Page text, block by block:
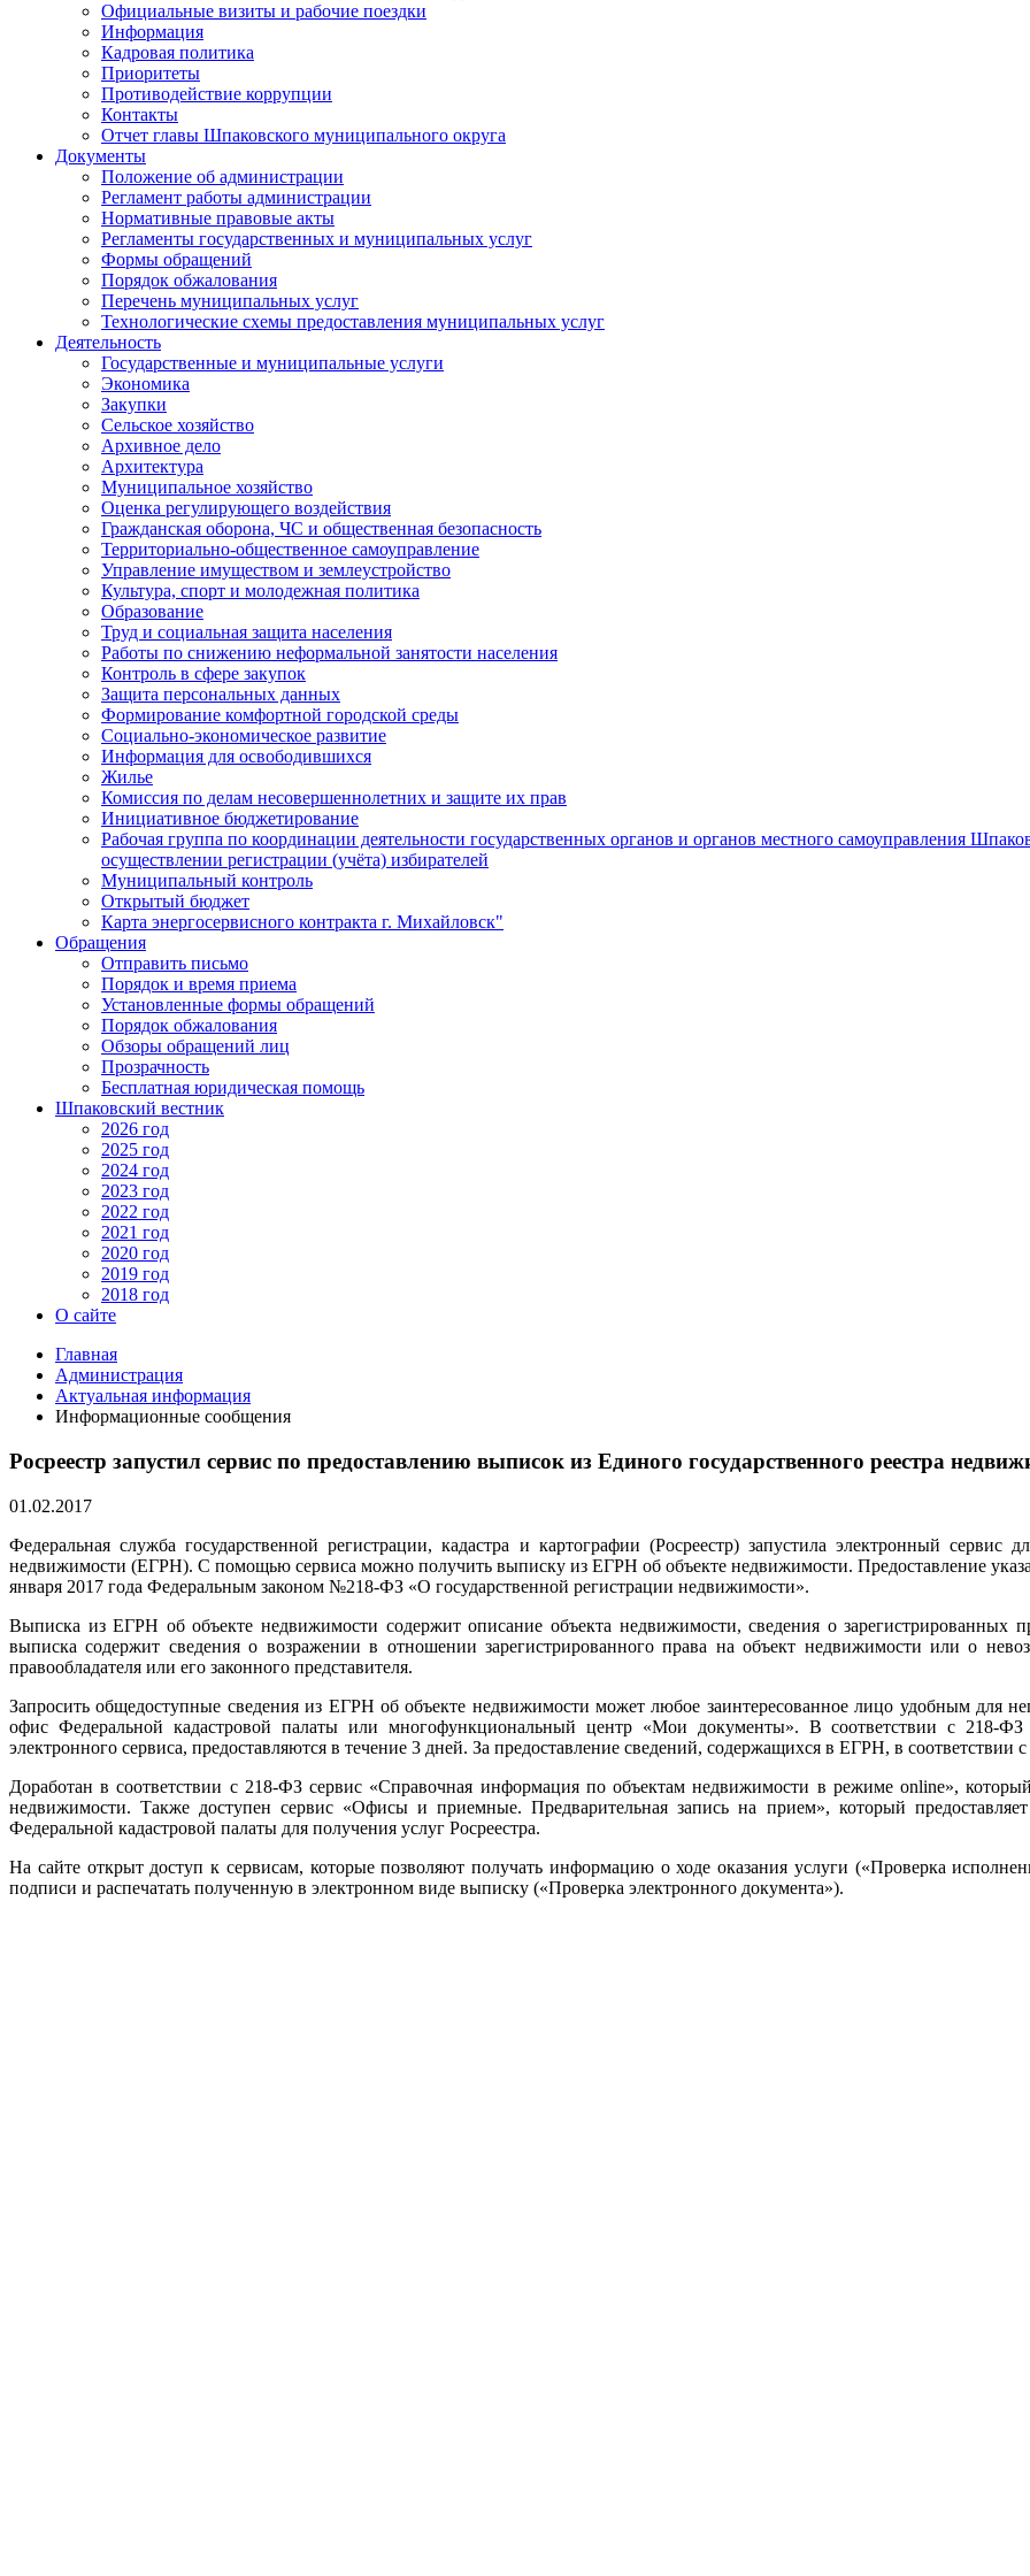
Официальные визиты и рабочие поездки
Информация
Кадровая политика
Приоритеты
Противодействие коррупции
Контакты
Отчет главы Шпаковского муниципального округа
Документы
Положение об администрации
Регламент работы администрации
Нормативные правовые акты
Регламенты государственных и муниципальных услуг
Формы обращений
Порядок обжалования
Перечень муниципальных услуг
Технологические схемы предоставления муниципальных услуг
Деятельность
Государственные и муниципальные услуги
Экономика
Закупки
Сельское хозяйство
Архивное дело
Архитектура
Муниципальное хозяйство
Оценка регулирующего воздействия
Гражданская оборона, ЧС и общественная безопасность
Территориально-общественное самоуправление
Управление имуществом и землеустройство
Культура, спорт и молодежная политика
Образование
Труд и социальная защита населения
Работы по снижению неформальной занятости населения
Контроль в сфере закупок
Защита персональных данных
Формирование комфортной городской среды
Социально-экономическое развитие
Информация для освободившихся
Жилье
Комиссия по делам несовершеннолетних и защите их прав
Инициативное бюджетирование
Рабочая группа по координации деятельности государственных органов и органов местного самоуправления
осуществлении регистрации (учёта) избирателей
Муниципальный контроль
Открытый бюджет
Карта энергосервисного контракта г. Михайловск"
Обращения
Отправить письмо
Порядок и время приема
Установленные формы обращений
Порядок обжалования
Обзоры обращений лиц
Прозрачность
Бесплатная юридическая помощь
Шпаковский вестник
2026 год
2025 год
2024 год
2023 год
2022 год
2021 год
2020 год
2019 год
2018 год
О сайте
Главная
Администрация
Актуальная информация
Информационные сообщения
Росреестр запустил сервис по предоставлению выписок из Единого государственного реестра
01.02.2017
Федеральная служба государственной регистрации, кадастра и картографии (Росреестр) запустила электронный сервис
недвижимости (ЕГРН). С помощью сервиса можно получить выписку из ЕГРН об объекте недвижимости. Предоставление
января 2017 года Федеральным законом №218-ФЗ «О государственной регистрации недвижимости».
Выписка из ЕГРН об объекте недвижимости содержит описание объекта недвижимости, сведения о зарегистрированных
выписка содержит сведения о возражении в отношении зарегистрированного права на объект недвижимости или о
правообладателя или его законного представителя.
Запросить общедоступные сведения из ЕГРН об объекте недвижимости может любое заинтересованное лицо удобным для
офис Федеральной кадастровой палаты или многофункциональный центр «Мои документы». В соответствии с 218-
электронного сервиса, предоставляются в течение 3 дней. За предоставление сведений, содержащихся в ЕГРН, в соответствии с
Доработан в соответствии с 218-ФЗ сервис «Справочная информация по объектам недвижимости в режиме online»,
недвижимости. Также доступен сервис «Офисы и приемные. Предварительная запись на прием», который
Федеральной кадастровой палаты для получения услуг Росреестра.
На сайте открыт доступ к сервисам, которые позволяют получать информацию о ходе оказания услуги («Проверка
подписи и распечатать полученную в электронном виде выписку («Проверка электронного документа»).